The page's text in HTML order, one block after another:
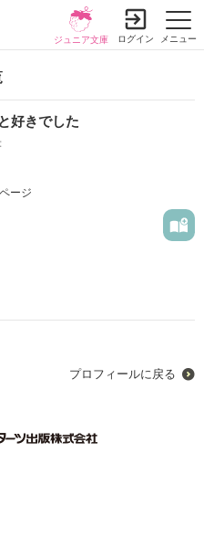
メニュー
ジュニア文庫 ログイン
好きでした
ージ
読む
プロフィールに戻る